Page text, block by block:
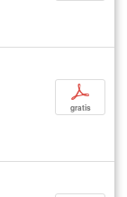
p
gratis